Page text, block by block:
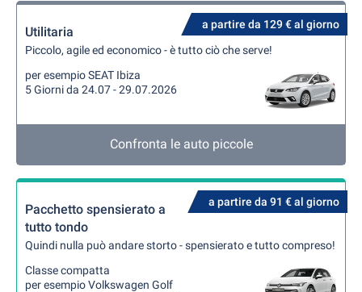
a partire da 129 € al giorno
Utilitaria
Piccolo, agile ed economico - è tutto ciò che serve!
per esempio SEAT Ibiza
5 Giorni da 24.07 - 29.07.2026
Confronta le auto piccole
a partire da 91 € al giorno
Pacchetto spensierato a
tutto tondo
Quindi nulla può andare storto - spensierato e tutto compreso!
Classe compatta
per esempio Volkswagen Golf